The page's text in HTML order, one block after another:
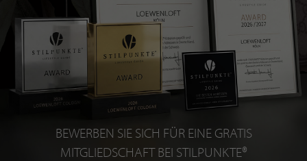
BEWERBEN SIE SICH FÜR EINE GRATIS
MITGLIEDSCHAFT BEI STILPUNKTE®